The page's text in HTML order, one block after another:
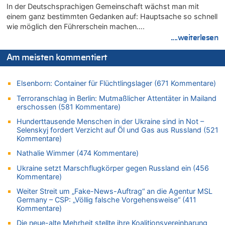
Wasserstand des Rheins in NRW so niedrig wie noch nie
05.08.2026 - 22:35 von Chips zu
Wasserstand des Rheins in NRW so niedrig wie noch nie
Mehrere Menschen in Londons City niedergestochen
Mehrere Menschen in Londons City niedergestochen
05.08.2026 - 21:53 von Karli Dall zu
Mehrere Menschen in Londons City niedergestochen
05.08.2026 - 21:15 von Joseph Meyer zu
Wasserstand des Rheins in NRW so niedrig wie noch nie
05.08.2026 - 21:10 von Ahja zu
Wasserstand des Rheins in NRW so niedrig wie noch nie
05.08.2026 - 21:05 von Oberstes Kommentargremium zu
Wie kam es zur Ceuta-Krise?
05.08.2026 - 20:50 von Tierexperte zu
Aachen ab 11. August wieder Mekka des Pferdesports –
Belgien setzt bei Reit-WM auf starke Springreiter
In der Deutschsprachigen Gemeinschaft wächst man mit
einem ganz bestimmten Gedanken auf: Hauptsache so schnell
wie möglich den Führerschein machen….
....weiterlesen
Am meisten kommentiert
Elsenborn: Container für Flüchtlingslager (671 Kommentare)
Terroranschlag in Berlin: Mutmaßlicher Attentäter in Mailand
erschossen (581 Kommentare)
Hunderttausende Menschen in der Ukraine sind in Not –
Selenskyj fordert Verzicht auf Öl und Gas aus Russland (521
Kommentare)
Nathalie Wimmer (474 Kommentare)
Ukraine setzt Marschflugkörper gegen Russland ein (456
Kommentare)
Weiter Streit um „Fake-News-Auftrag“ an die Agentur MSL
Germany – CSP: „Völlig falsche Vorgehensweise“ (411
Kommentare)
Die neue-alte Mehrheit stellte ihre Koalitionsvereinbarung